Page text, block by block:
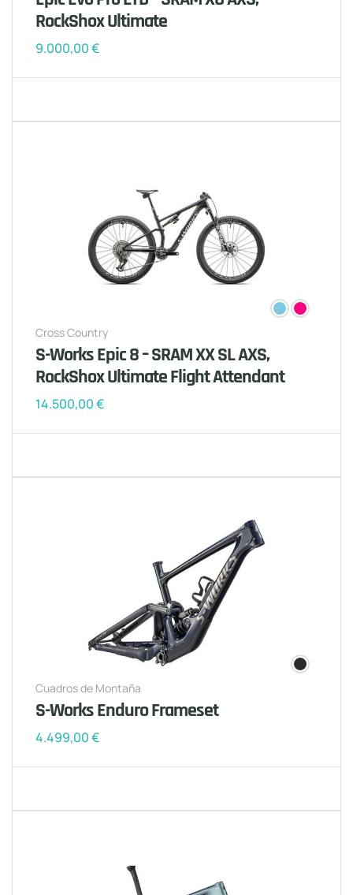
RockShox Ultimate
9.000,00€
Cross Country
S-Works Epic 8 – SRAM XX SL AXS,
RockShox Ultimate Flight Attendant
14.500,00€
Cuadros de Montaña
S-Works Enduro Frameset
4.499,00€